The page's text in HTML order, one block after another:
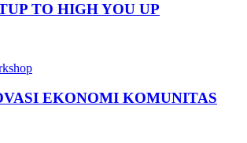
TO HIGH YOU UP
EKONOMI KOMUNITAS